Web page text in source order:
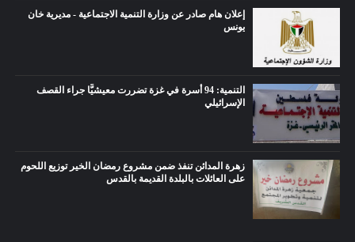
إعلان هام صادر عن وزارة التنمية الاجتماعية - مديرية خان
يونس
التنمية: 94 أسرة في غزة تضررت معيشيًّا جراء القصف
الإسرائيلي
زهرة المدائن تنفذ ضمن مشروع رمضان الخير توزيع اللحوم
على العائلات بالبلدة القديمة بالقدس